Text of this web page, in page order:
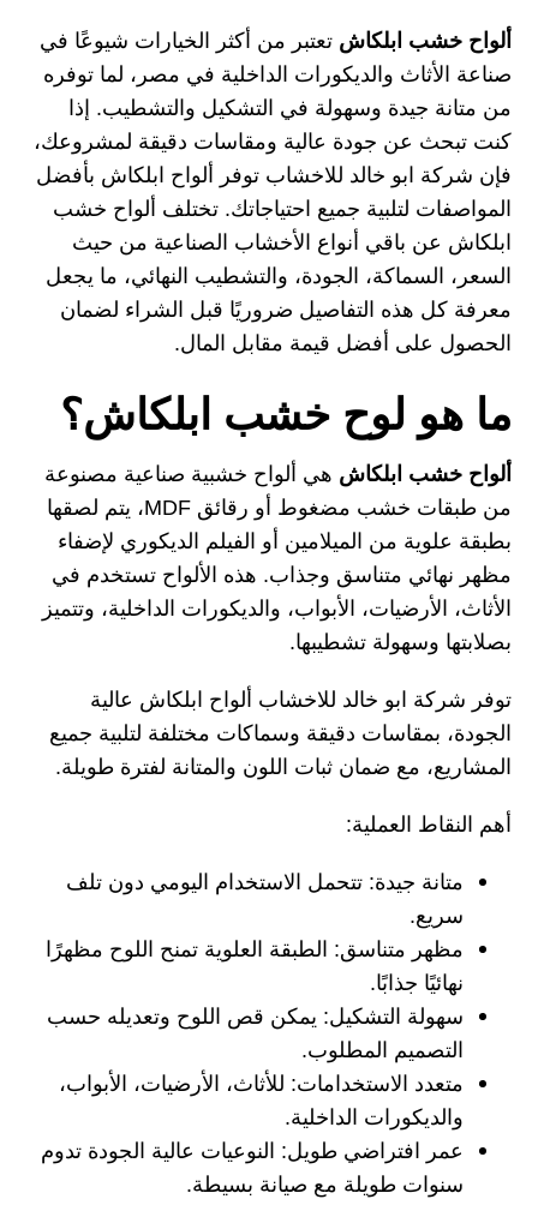
ألواح خشب ابلكاش تعتبر من أكثر الخيارات شيوعًا في
صناعة الأثاث والديكورات الداخلية في مصر، لما توفره
من متانة جيدة وسهولة في التشكيل والتشطيب. إذا
كنت تبحث عن جودة عالية ومقاسات دقيقة لمشروعك،
فإن شركة ابو خالد للاخشاب توفر ألواح ابلكاش بأفضل
المواصفات لتلبية جميع احتياجاتك. تختلف ألواح خشب
ابلكاش عن باقي أنواع الأخشاب الصناعية من حيث
السعر، السماكة، الجودة، والتشطيب النهائي، ما يجعل
معرفة كل هذه التفاصيل ضروريًا قبل الشراء لضمان
الحصول على أفضل قيمة مقابل المال.
ما هو لوح خشب ابلكاش؟
ألواح خشب ابلكاش هي ألواح خشبية صناعية مصنوعة
من طبقات خشب مضغوط أو رقائق MDF، يتم لصقها
بطبقة علوية من الميلامين أو الفيلم الديكوري لإضفاء
مظهر نهائي متناسق وجذاب. هذه الألواح تستخدم في
الأثاث، الأرضيات، الأبواب، والديكورات الداخلية، وتتميز
بصلابتها وسهولة تشطيبها.
توفر شركة ابو خالد للاخشاب ألواح ابلكاش عالية
الجودة، بمقاسات دقيقة وسماكات مختلفة لتلبية جميع
المشاريع، مع ضمان ثبات اللون والمتانة لفترة طويلة.
أهم النقاط العملية:
متانة جيدة: تتحمل الاستخدام اليومي دون تلف
سريع.
مظهر متناسق: الطبقة العلوية تمنح اللوح مظهرًا
نهائيًا جذابًا.
سهولة التشكيل: يمكن قص اللوح وتعديله حسب
التصميم المطلوب.
متعدد الاستخدامات: للأثاث، الأرضيات، الأبواب،
والديكورات الداخلية.
عمر افتراضي طويل: النوعيات عالية الجودة تدوم
سنوات طويلة مع صيانة بسيطة.